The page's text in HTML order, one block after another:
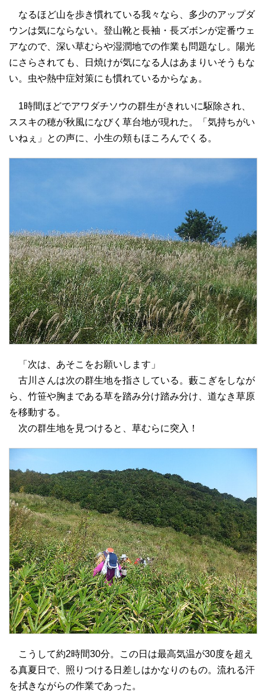
なるほど山を歩き慣れている我々なら、多少のアップダ
ウンは気にならない。登山靴と長袖・長ズボンが定番ウェ
アなので、深い草むらや湿潤地での作業も問題なし。陽光
にさらされても、日焼けが気になる人はあまりいそうもな
い。虫や熱中症対策にも慣れているからなぁ。
1時間ほどでアワダチソウの群生がきれいに駆除され、
ススキの穂が秋風になびく草台地が現れた。「気持ちがい
いねぇ」との声に、小生の頬もほころんでくる。
「次は、あそこをお願いします」
古川さんは次の群生地を指さしている。藪こぎをしなが
ら、竹笹や胸まである草を踏み分け踏み分け、道なき草原
を移動する。
次の群生地を見つけると、草むらに突入！
こうして約2時間30分。この日は最高気温が30度を超え
る真夏日で、照りつける日差しはかなりのもの。流れる汗
を拭きながらの作業であった。